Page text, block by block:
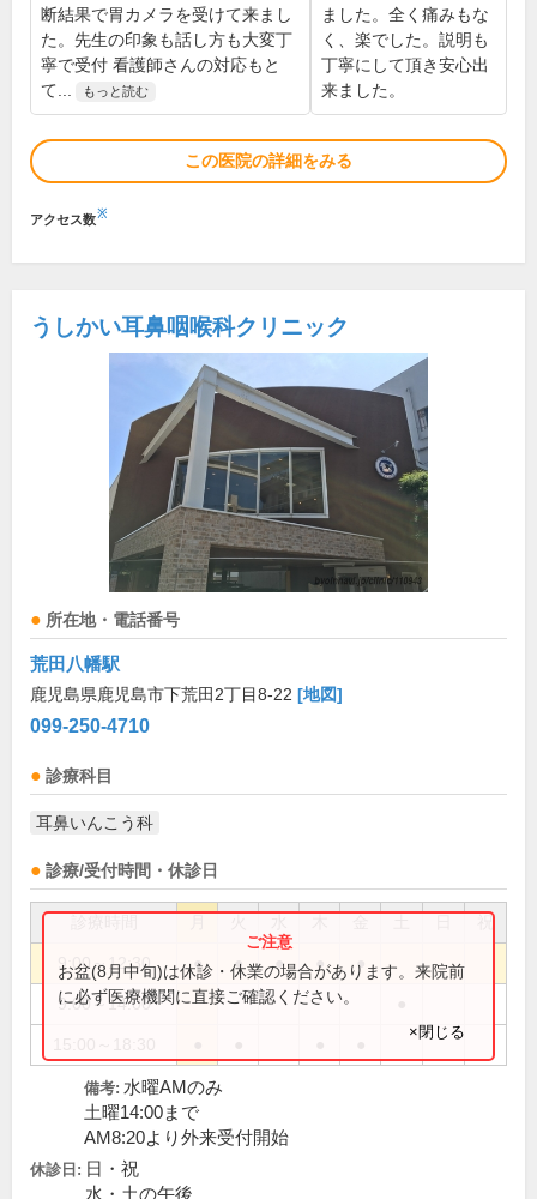
断結果で胃カメラを受けて来まし
た。先生の印象も話し方も大変丁
寧で受付 看護師さんの対応もと
て...
もっと読む
ました。全く痛みもな
く、楽でした。説明も
丁寧にして頂き安心出
来ました。
この医院の詳細をみる
アクセス数※
うしかい耳鼻咽喉科クリニック
所在地・電話番号
荒田八幡駅
鹿児島県鹿児島市下荒田2丁目8-22 [地図]
099-250-4710
診療科目
耳鼻いんこう科
診療/受付時間・休診日
祝
9:00～12:30 ● ● ● ● ●
9:00～14:00
お盆(8月中旬)は休診・休業の場合があります。来院前
に必ず医療機関に直接ご確認ください。
×閉じる
備考: 水曜AMのみ
土曜14:00まで
AM8:20より外来受付開始
休診日: 日・祝
水・土の午後